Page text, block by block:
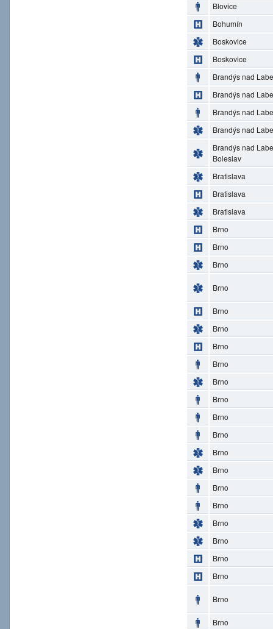
Blovice
Bohumín
Boskovice
Boskovice
Brandýs nad
Brandýs nad
Brandýs nad
Brandýs nad
Brandýs nad
Boleslav
Bratislava
Bratislava
Bratislava
Brno
Brno
Brno
Brno
Brno
Brno
Brno
Brno
Brno
Brno
Brno
Brno
Brno
Brno
Brno
Brno
Brno
Brno
Brno
Brno
Brno
Brno